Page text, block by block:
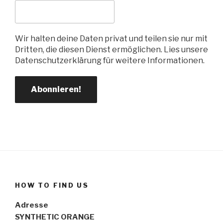
Wir halten deine Daten privat und teilen sie nur mit
Dritten, die diesen Dienst ermöglichen. Lies unsere
Datenschutzerklärung für weitere Informationen.
HOW TO FIND US
Adresse
SYNTHETIC ORANGE